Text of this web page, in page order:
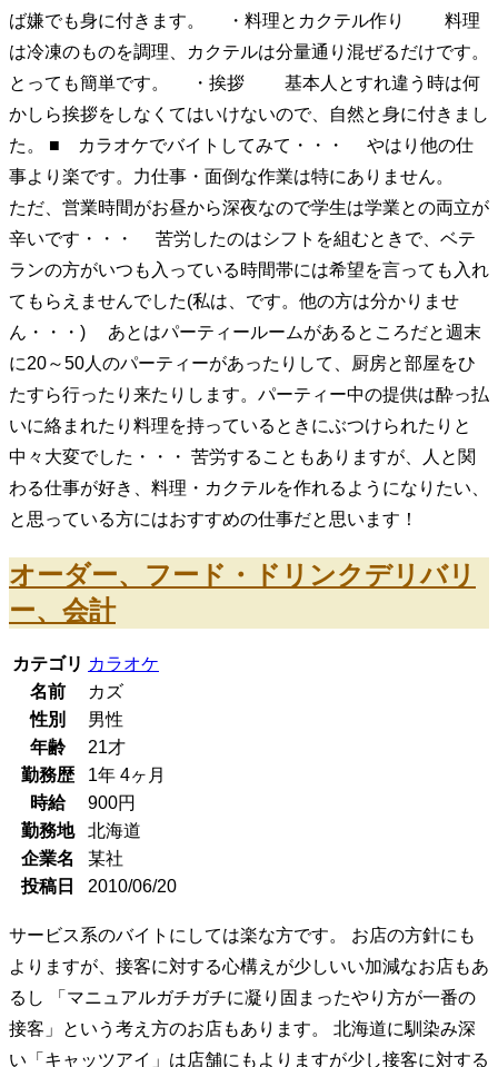
ば嫌でも身に付きます。 ・料理とカクテル作り 料理
は冷凍のものを調理、カクテルは分量通り混ぜるだけです。
とっても簡単です。 ・挨拶 基本人とすれ違う時は何
かしら挨拶をしなくてはいけないので、自然と身に付きまし
た。 ■ カラオケでバイトしてみて・・・ やはり他の仕
事より楽です。力仕事・面倒な作業は特にありません。
ただ、営業時間がお昼から深夜なので学生は学業との両立が
辛いです・・・ 苦労したのはシフトを組むときで、ベテ
ランの方がいつも入っている時間帯には希望を言っても入れ
てもらえませんでした(私は、です。他の方は分かりませ
ん・・・) あとはパーティールームがあるところだと週末
に20～50人のパーティーがあったりして、厨房と部屋をひ
たすら行ったり来たりします。パーティー中の提供は酔っ払
いに絡まれたり料理を持っているときにぶつけられたりと
中々大変でした・・・ 苦労することもありますが、人と関
わる仕事が好き、料理・カクテルを作れるようになりたい、
と思っている方にはおすすめの仕事だと思います！
オーダー、フード・ドリンクデリバリ
ー、会計
カテゴリ カラオケ
名前
カズ
性別
男性
年齢
21才
勤務歴
1年 4ヶ月
時給
900円
勤務地
北海道
企業名
某社
投稿日
2010/06/20
サービス系のバイトにしては楽な方です。 お店の方針にも
よりますが、接客に対する心構えが少しいい加減なお店もあ
るし 「マニュアルガチガチに凝り固まったやり方が一番の
接客」という考え方のお店もあります。 北海道に馴染み深
い「キャッツアイ」は店舗にもよりますが少し接客に対する